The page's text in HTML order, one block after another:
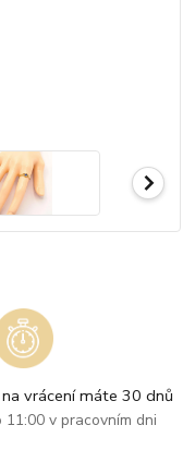
vrácení máte 30 dnů
11:00 v pracovním dni